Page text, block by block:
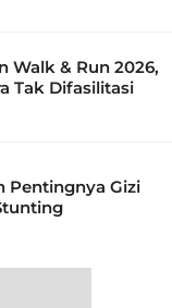
Walk & Run 2026,
Tak Difasilitasi
Pentingnya Gizi